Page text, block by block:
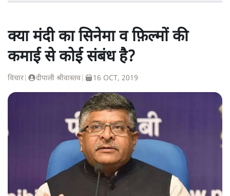
क्या मंदी का सिनेमा व फ़िल्मों की
कमाई से कोई संबंध है?
विचार दीपाली श्रीवास्तव 16 OCT, 2019